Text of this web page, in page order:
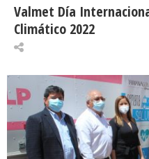
Valmet Día
Climático 2022